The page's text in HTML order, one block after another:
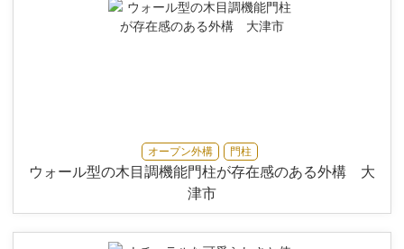
オープン外構 門柱
ウォール型の木目調機能門柱が存在感のある外構 大
津市